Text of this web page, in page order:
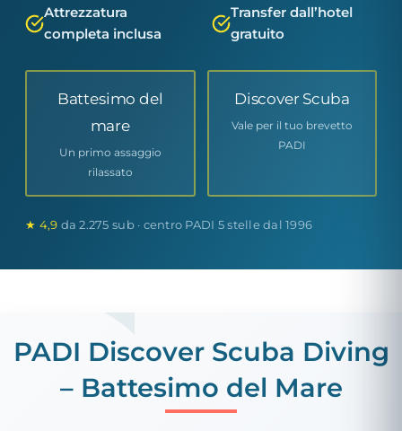
Attrezzatura
completa inclusa
Transfer dall’hotel
gratuito
Battesimo del
mare
Un primo assaggio
rilassato
Discover Scuba
Vale per il tuo brevetto
PADI
★ 4,9 da 2.275 sub · centro PADI 5 stelle dal 1996
PADI Discover Scuba Diving
– Battesimo del Mare